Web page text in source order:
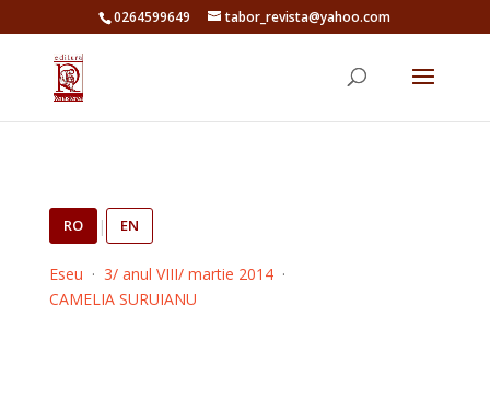
0264599649 tabor_revista@yahoo.com
RO | EN
Eseu · 3/ anul VIII/ martie 2014·
CAMELIA SURUIANU